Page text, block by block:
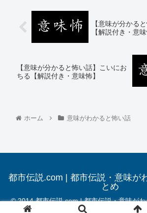
【意味が分かる
【解説付き・意味
【意味が分かると怖い話】こいにお
ちる【解説付き・意味怖】
ホーム 意味がわかると怖い話
都市伝説.com | 都市伝説・意味が
とめ
© 2014 都市伝説.com | 都市伝説・意味が